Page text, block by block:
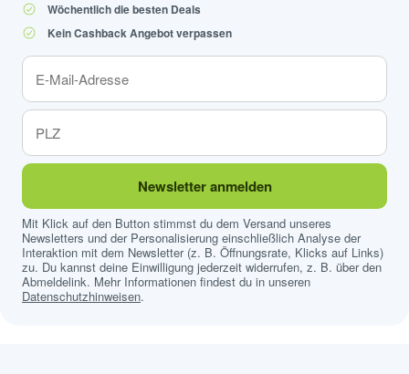
Wöchentlich die besten Deals
Kein Cashback Angebot verpassen
Newsletter anmelden
Mit Klick auf den Button stimmst du dem Versand unseres
Newsletters und der Personalisierung einschließlich Analyse der
Interaktion mit dem Newsletter (z. B. Öffnungsrate, Klicks auf Links)
zu. Du kannst deine Einwilligung jederzeit widerrufen, z. B. über den
Abmeldelink. Mehr Informationen findest du in unseren
Datenschutzhinweisen.